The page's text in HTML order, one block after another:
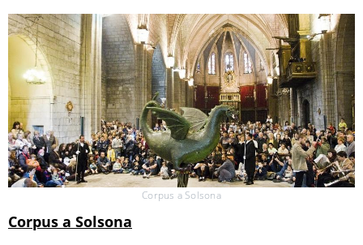
Corpus a Solsona
Corpus a Solsona